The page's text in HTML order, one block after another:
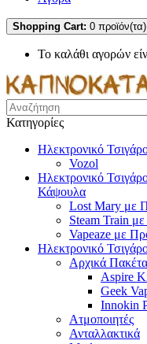
Shopping Cart: 0
Το καλάθι αγορών
Κατηγορίες
Ηλεκτρονικό
Vozol
Ηλεκτρονικό
Κάψουλα
Lost Mary με
Steam Train
Vapeaze με
Ηλεκτρονικό
Αρχικά Πακέτα
Aspire
Geek
Innokin
Ατμοποιητές
Ανταλλακτικά